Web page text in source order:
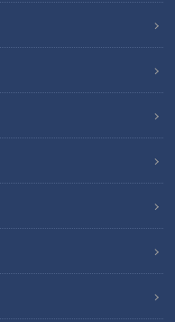
。
としてメイク室で整える
とのない禁断？のメイク
んな準備をしている？衣
らやっぱりみんな喋り倒
れるアナウンサー達のト
ボタンもよろしくお願い